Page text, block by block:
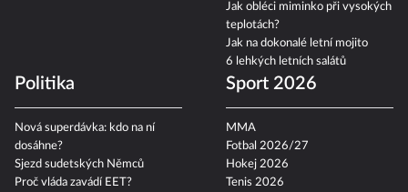
Jak obléci miminko při vysokých
teplotách?
Jak na dokonalé letní mojito
6 lehkých letních salátů
Politika
Nová superdávka: kdo na ní
dosáhne?
Sjezd sudetských Němců
Proč vláda zavádí EET?
Sport 2026
MMA
Fotbal 2026/27
Hokej 2026
Tenis 2026